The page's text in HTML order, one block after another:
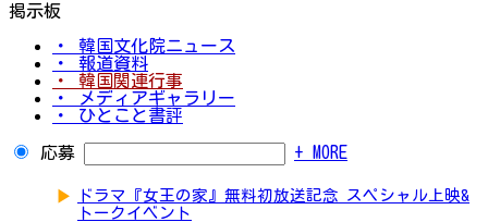
掲示板
・ 韓国文化院ニュース
・ 報道資料
・ 韓国関連行事
・ メディアギャラリー
・ ひとこと書評
応募 + MORE
▶
ドラマ『女王の家』無料初放送記念 スペシャル上映&
トークイベント